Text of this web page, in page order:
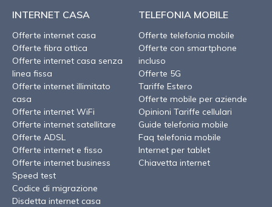
INTERNET CASA
Offerte internet casa
Offerte fibra ottica
Offerte internet casa senza
linea fissa
Offerte internet illimitato
casa
Offerte internet WiFi
Offerte internet satellitare
Offerte ADSL
Offerte internet e fisso
Offerte internet business
Speed test
Codice di migrazione
Disdetta internet casa
TELEFONIA MOBILE
Offerte telefonia mobile
Offerte con smartphone
incluso
Offerte 5G
Tariffe Estero
Offerte mobile per aziende
Opinioni Tariffe cellulari
Guide telefonia mobile
Faq telefonia mobile
Internet per tablet
Chiavetta internet